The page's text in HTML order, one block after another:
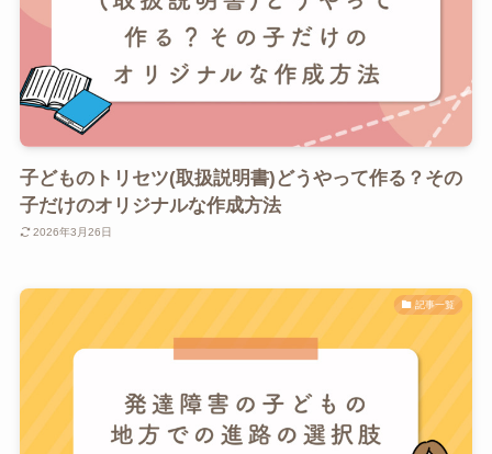
子どものトリセツ(取扱説明書)どうやって作る？その
子だけのオリジナルな作成方法
2026年3月26日
記事一覧